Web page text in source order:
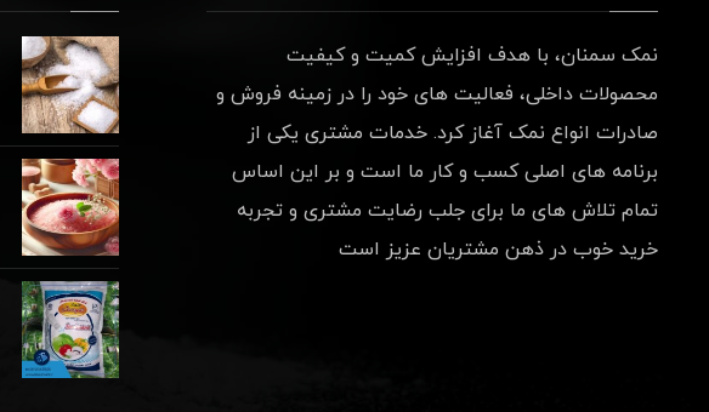
نمک سمنان، با هدف افزایش کمیت و کیفیت
محصولات داخلی، فعالیت های خود را در زمینه فروش و
صادرات انواع نمک آغاز کرد. خدمات مشتری یکی از
برنامه های اصلی کسب و کار ما است و بر این اساس
تمام تلاش های ما برای جلب رضایت مشتری و تجربه
خرید خوب در ذهن مشتریان عزیز است